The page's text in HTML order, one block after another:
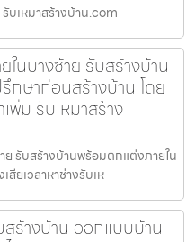
บเหมาสร้างบ้าน.com
นบางซ้าย รับสร้างบ้าน
กษาก่อนสร้างบ้าน โดย
พิ่ม รับเหมาสร้าง
รับสร้างบ้านพร้อมตกแต่งภายใน
ยเวลาหาช่างรับเห
สร้างบ้าน ออกแบบบ้าน